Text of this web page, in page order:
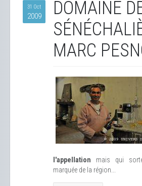
31 Oct
2009
DOMAINE
MARC
l'appellation mais qui
marquée de la région...